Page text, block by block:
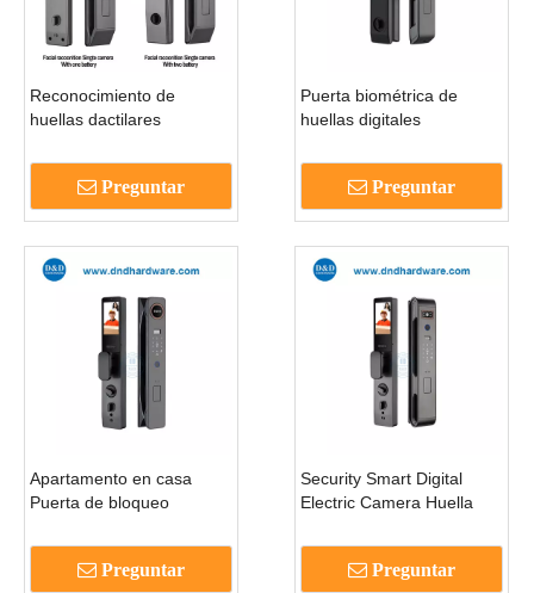
Reconocimiento de
huellas dactilares
Smart Home Security-
DDEL006Preguntar
Puerta biométrica de
huellas digitales
digital sin llave comercial
Smart Lock-DDEL004
Preguntar
Apartamento en casa
Puerta de bloqueo
bloqueo electrónico-
ddel003 Preguntar
Security Smart Digital
Electric Camera Huella
electrónica Lock-DDEL002
Preguntar